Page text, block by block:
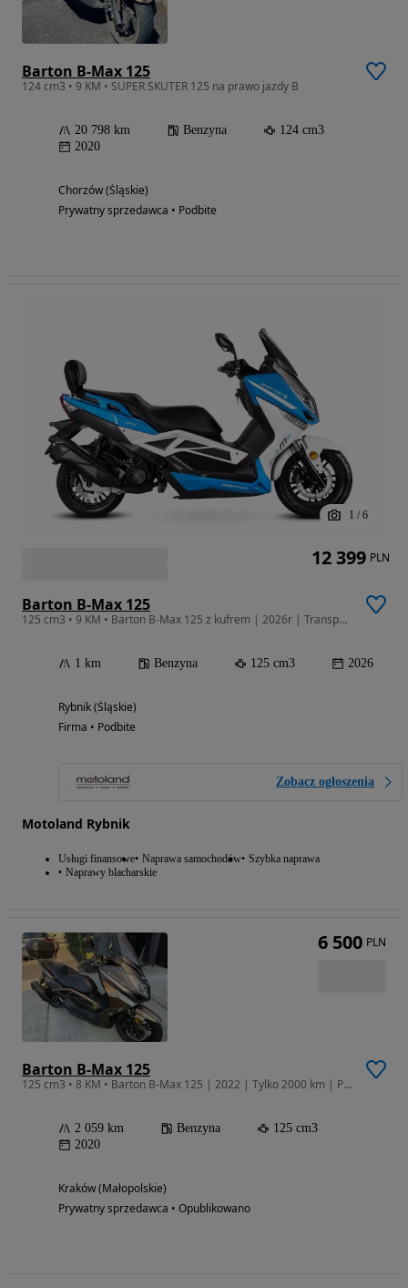
Barton B-Max 125
124 cm3 • 9 KM • SUPER SKUTER 125 na prawo jazdy B
20 798 km Benzyna
124 cm3
2020
Chorzów (Śląskie)
Prywatny sprzedawca • Podbite
1 / 6
Barton B-Max 125
125 cm3 • 9 KM • Barton B-Max 125 z kufrem | 2026r | Transport | Raty
1 km Benzyna 125 cm3 2026
Rybnik (Śląskie)
Firma • Podbite
Zobacz ogłoszenia
Motoland Rybnik
Usługi finansowe Naprawa samochodów Szybka naprawa
Naprawy blacharskie
12 399 PLN
Barton B-Max 125
125 cm3 • 8 KM • Barton B-Max 125 | 2022 | Tylko 2000 km | Pierwszy właściciel
2 059 km Benzyna
125 cm3
2020
Kraków (Małopolskie)
Prywatny sprzedawca • Opublikowano
6 500 PLN